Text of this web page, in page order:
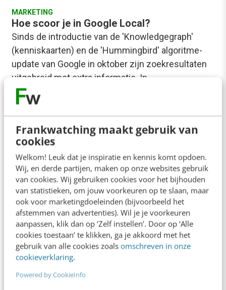
Frankwatching maakt gebruik van
cookies
Welkom! Leuk dat je inspiratie en kennis komt opdoen.
Wij, en derde partijen, maken op onze websites gebruik
van cookies. Wij gebruiken cookies voor het bijhouden
van statistieken, om jouw voorkeuren op te slaan, maar
ook voor marketingdoeleinden (bijvoorbeeld het
afstemmen van advertenties). Wil je je voorkeuren
aanpassen, klik dan op ‘Zelf instellen’. Door op ‘Alle
cookies toestaan’ te klikken, ga je akkoord met het
gebruik van alle cookies zoals omschreven in onze
cookieverklaring.
Powered by CookieInfo
MARKETING
Hoe scoor je in Google Local?
Sinds de introductie van de 'Knowledgegraph'
(kenniskaarten) en de 'Hummingbird' algoritme-
update van Google in oktober zijn zoekresultaten
uitgebreid met extra informatie. In…
Keesjan Deelstra
ONLINE MASTERCLASS